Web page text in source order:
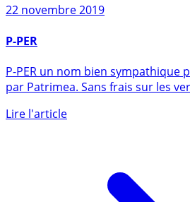
22 novembre 2019
P-PER
par Patrimea. Sans frais sur les